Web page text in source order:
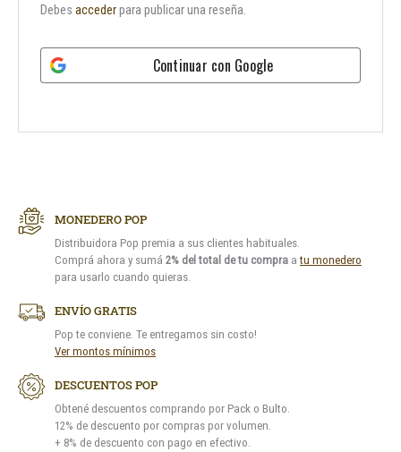
Debesaccederpara publicar una reseña.
Continuar con Google
MONEDERO POP
Distribuidora Pop premia a sus clientes habituales.
Comprá ahora y sumá 2% del total de tu compra atu monedero
para usarlo cuando quieras.
ENVÍO GRATIS
Pop te conviene. Te entregamos sin costo!
Ver montos mínimos
DESCUENTOS POP
Obtené descuentos comprando por Pack o Bulto.
12% de descuento por compras por volumen.
+ 8% de descuento con pago en efectivo.